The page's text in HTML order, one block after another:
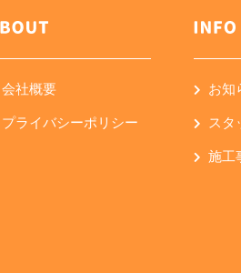
会社概要
プライバシーポリシー
お知
スタ
施工